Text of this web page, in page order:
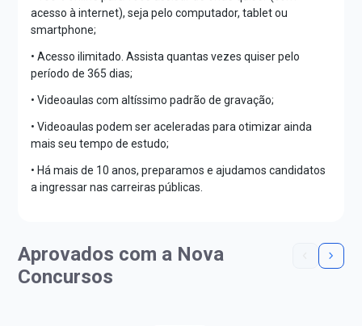
acesso à internet), seja pelo computador, tablet ou
smartphone;
• Acesso ilimitado. Assista quantas vezes quiser pelo
período de 365 dias;
• Videoaulas com altíssimo padrão de gravação;
• Videoaulas podem ser aceleradas para otimizar ainda
mais seu tempo de estudo;
• Há mais de 10 anos, preparamos e ajudamos candidatos
a ingressar nas carreiras públicas.
Aprovados com a Nova
Concursos